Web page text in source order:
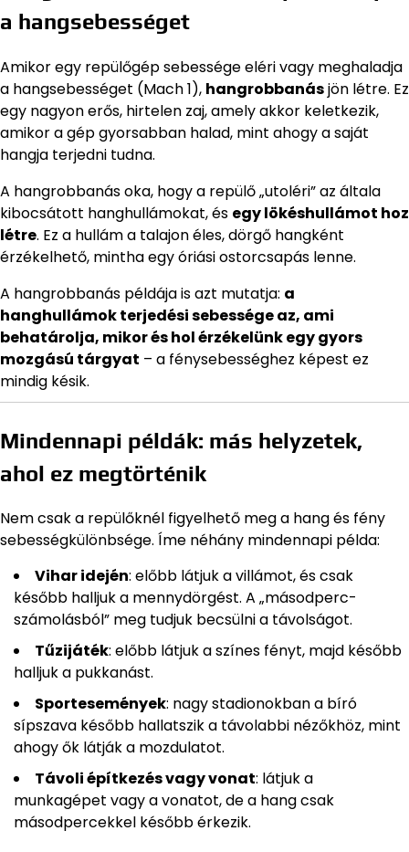
a hangsebességet
Amikor egy repülőgép sebessége eléri vagy meghaladja
a hangsebességet (Mach 1), hangrobbanásjön létre. Ez
egy nagyon erős, hirtelen zaj, amely akkor keletkezik,
amikor a gép gyorsabban halad, mint ahogy a saját
hangja terjedni tudna.
A hangrobbanás oka, hogy a repülő „utoléri” az általa
kibocsátott hanghullámokat, és egy lökéshullámot hoz
létre. Ez a hullám a talajon éles, dörgő hangként
érzékelhető, mintha egy óriási ostorcsapás lenne.
A hangrobbanás példája is azt mutatja: a
hanghullámok terjedési sebessége az, ami
behatárolja, mikor és hol érzékelünk egy gyors
mozgású tárgyat – a fénysebességhez képest ez
mindig késik.
Mindennapi példák: más helyzetek,
ahol ez megtörténik
Nem csak a repülőknél figyelhető meg a hang és fény
sebességkülönbsége. Íme néhány mindennapi példa:
Vihar idején: előbb látjuk a villámot, és csak
később halljuk a mennydörgést. A „másodperc-
számolásból” meg tudjuk becsülni a távolságot.
Tűzijáték: előbb látjuk a színes fényt, majd később
halljuk a pukkanást.
Sportesemények: nagy stadionokban a bíró
sípszava később hallatszik a távolabbi nézőkhöz, mint
ahogy ők látják a mozdulatot.
Távoli építkezés vagy vonat: látjuk a
munkagépet vagy a vonatot, de a hang csak
másodpercekkel később érkezik.